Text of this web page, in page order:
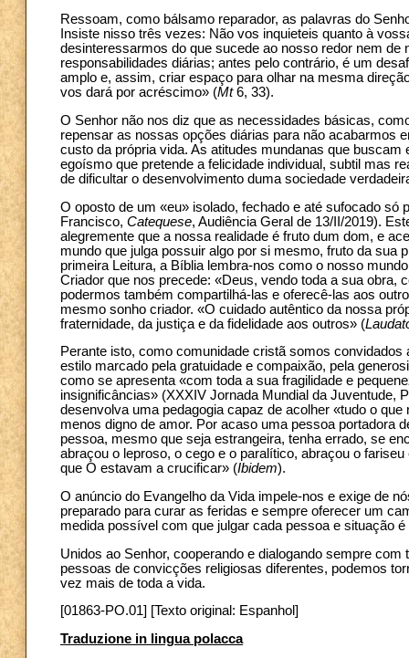
Ressoam, como bálsamo reparador, as palavras do
Insiste nisso três vezes: Não vos inquieteis quanto à
desinteressarmos do que sucede ao nosso redor nem
responsabilidades diárias; antes pelo contrário, é um
amplo e, assim, criar espaço para olhar na mesma
vos dará por acréscimo» (Mt6, 33).
O Senhor não nos diz que as necessidades básicas,
repensar as nossas opções diárias para não acabarmos
custo da própria vida. As atitudes mundanas que
egoísmo que pretende a felicidade individual, subtil mas
de dificultar o desenvolvimento duma sociedade
O oposto de um «eu» isolado, fechado e até sufocado
Francisco, Catequese, Audiência Geral de 13/II/2019).
alegremente que a nossa realidade é fruto dum dom, e
mundo que julga possuir algo por si mesmo, fruto da sua
primeira Leitura, a Bíblia lembra-nos como o nosso
Criador que nos precede: «Deus, vendo toda a sua obra,
podermos também compartilhá-las e oferecê-las aos
mesmo sonho criador. «O cuidado autêntico da nossa
fraternidade, da justiça e da fidelidade aos outros» (
Perante isto, como comunidade cristã somos
estilo marcado pela gratuidade e compaixão, pela
como se apresenta «com toda a sua fragilidade e
insignificâncias» (XXXIV Jornada Mundial da Juventude,
desenvolva uma pedagogia capaz de acolher «tudo o
menos digno de amor. Por acaso uma pessoa portadora
pessoa, mesmo que seja estrangeira, tenha errado, se
abraçou o leproso, o cego e o paralítico, abraçou o
que O estavam a crucificar» (Ibidem).
O anúncio do Evangelho da Vida impele-nos e exige de
preparado para curar as feridas e sempre oferecer um
medida possível com que julgar cada pessoa e situação
Unidos ao Senhor, cooperando e dialogando sempre
pessoas de convicções religiosas diferentes, podemos
vez mais de toda a vida.
[01863-PO.01] [Texto original: Espanhol]
Traduzione in lingua polacca